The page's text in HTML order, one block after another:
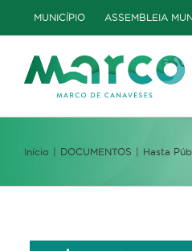
to
content
MUNICÍPIO ASSEMBLEIA
Início DOCUMENTOS Hasta